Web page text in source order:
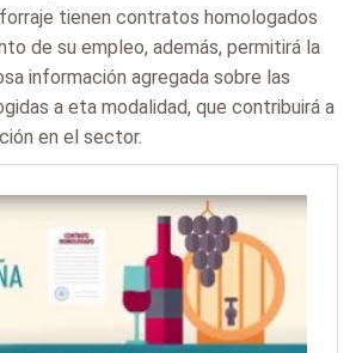
tienen contratos homologados
de su empleo, además, permitirá la
información agregada sobre las
a eta modalidad, que contribuirá a
en el sector.